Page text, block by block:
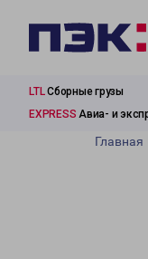
LTLСборные грузы
EXPRESS Авиа- и
Главная